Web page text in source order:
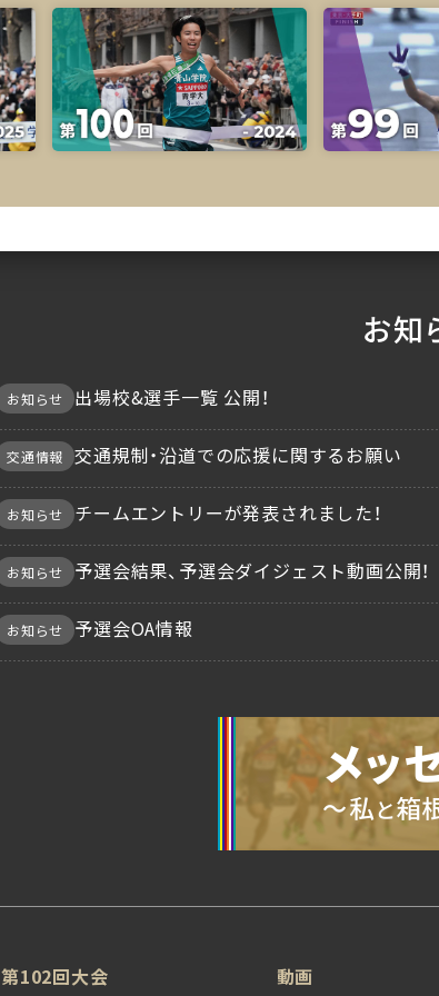
お知
お知らせ 出場校&選手一覧 公開！
交通情報 交通規制・沿道での応援に関するお願い
お知らせ チームエントリーが発表されました！
お知らせ 予選会結果、予選会ダイジェスト動画公開！
お知らせ 予選会OA情報
第102回大会 動画